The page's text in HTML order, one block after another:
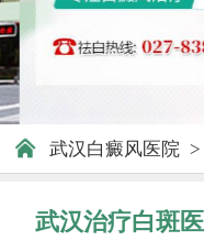
武汉白癜风医院 >
武汉治疗白斑